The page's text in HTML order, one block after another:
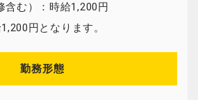
含む）：時給1,200円
円となります。
勤務形態